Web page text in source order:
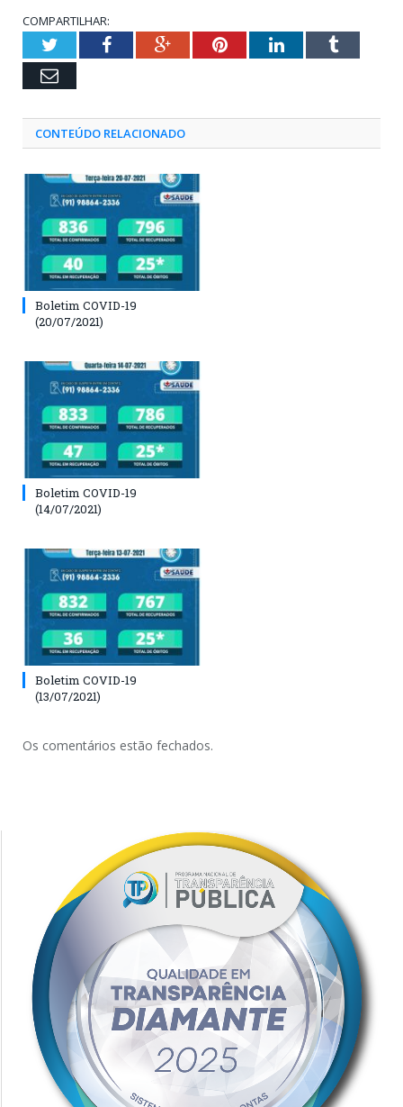
COMPARTILHAR:
TwitterFacebookGoogle+PinterestLinkedInTumblr
Email
CONTEÚDO RELACIONADO
Boletim COVID-19
(20/07/2021)
Boletim COVID-19
(14/07/2021)
Boletim COVID-19
(13/07/2021)
Os comentários estão fechados.